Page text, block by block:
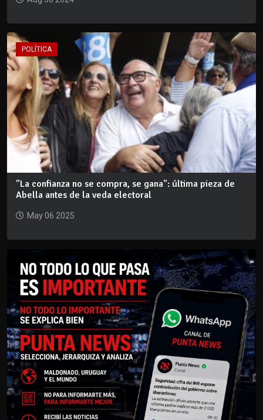
POLÍTICA
"La confianza no se compra, se gana": última pieza de
Abella antes de la veda electoral
May 06 2025